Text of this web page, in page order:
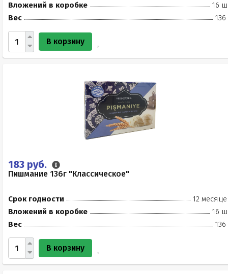
Вложений в коробке
16
Вес
136
В корзину
183 руб.
Пишмание 136г "Классическое"
Срок годности
12
Вложений в коробке
16
Вес
136
В корзину